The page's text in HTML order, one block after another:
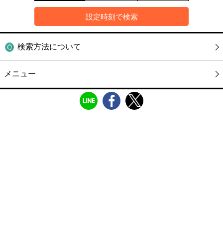
検索方法について
メニュー